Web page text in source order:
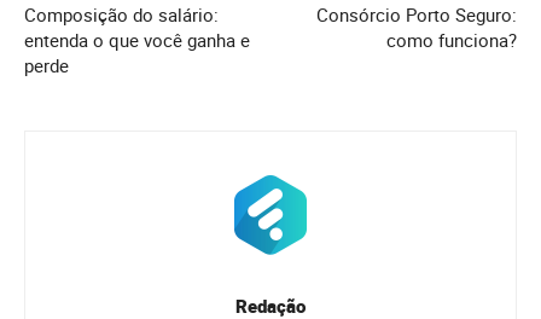
Composição do salário:
entenda o que você ganha e
perde
Consórcio Porto Seguro:
como funciona?
Redação